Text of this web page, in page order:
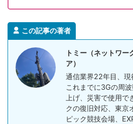
この記事の著者
トミー（ネットワー
ア）
通信業界22年目、現
これまでに3Gの周
上げ、災害で使用
クの復旧対応、東京
ピック競技会場、